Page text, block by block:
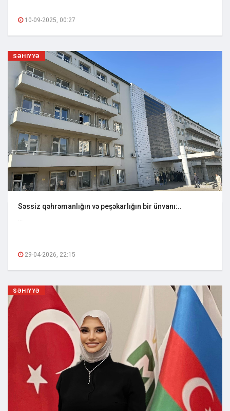
10-09-2025, 00:27
SƏHIYYƏ
Səssiz qəhrəmanlığın və peşəkarlığın bir ünvanı:..
...
29-04-2026, 22:15
SƏHIYYƏ